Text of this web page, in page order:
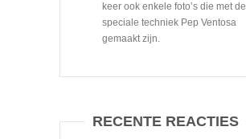
keer ook enkele foto’s die met de
speciale techniek Pep Ventosa
gemaakt zijn.
RECENTE REACTIES